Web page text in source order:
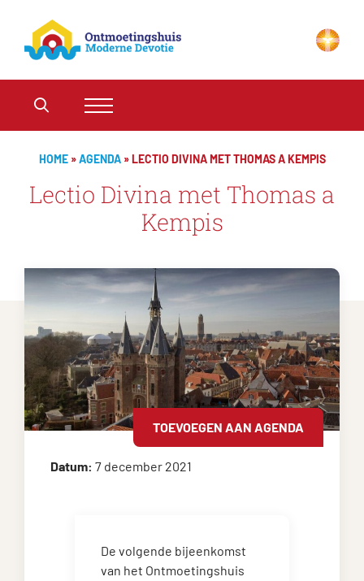
HOME»AGENDA»LECTIO DIVINA MET THOMAS A KEMPIS
Lectio Divina met Thomas a
Kempis
TOEVOEGEN AAN AGENDA
Datum: 7 december 2021
De volgende bijeenkomst
van het Ontmoetingshuis